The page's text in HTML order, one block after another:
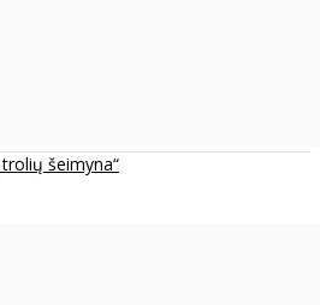
šeimyna“